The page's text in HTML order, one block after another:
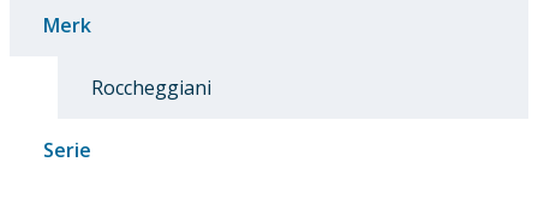
Merk
Roccheggiani
Serie